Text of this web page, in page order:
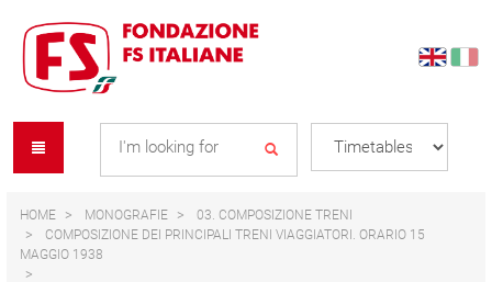
content
navigation
menu
HOME MONOGRAFIE
03. COMPOSIZIONE TRENI
COMPOSIZIONE DEI PRINCIPALI TRENI VIAGGIATORI. ORARIO 15
MAGGIO 1938